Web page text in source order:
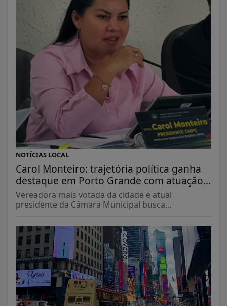
NOTÍCIAS LOCAL
Carol Monteiro: trajetória política ganha
destaque em Porto Grande com atuação...
Vereadora mais votada da cidade e atual
presidente da Câmara Municipal busca...